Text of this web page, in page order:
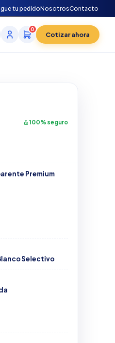
tu pedidoNosotrosContacto
0
Cotizar ahora
100% seguro
Premium
Selectivo